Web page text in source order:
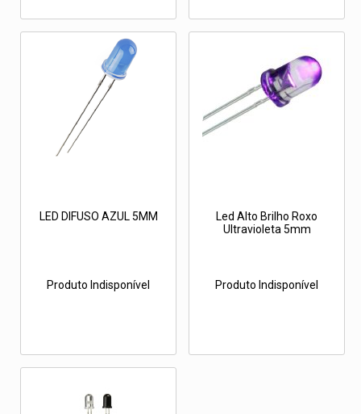
LED DIFUSO AZUL 5MM
Produto Indisponível
Led Alto Brilho Roxo
Ultravioleta 5mm
Produto Indisponível